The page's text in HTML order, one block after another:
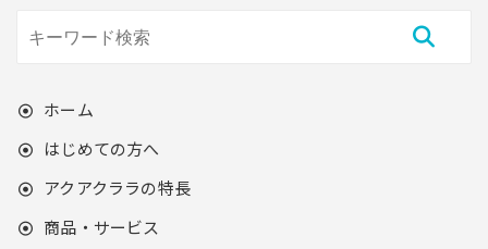
ホーム
はじめての方へ
アクアクララの特長
商品・サービス